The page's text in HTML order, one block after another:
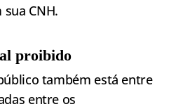
CNH.
proibido
também está entre
entre os